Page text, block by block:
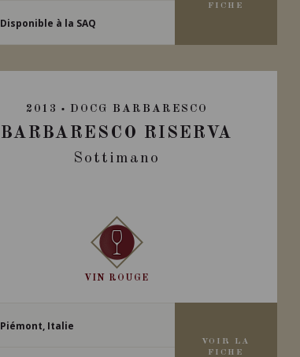
Disponible à la SAQ
FICHE
2013 DOCG BARBARESCO
BARBARESCO RISERVA
Sottimano
VIN ROUGE
Piémont, Italie
VOIR LA
FICHE